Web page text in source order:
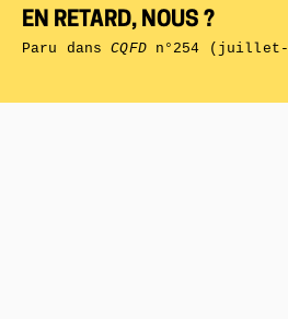
EN RETARD, NOUS ?
Paru dansCQFDn°254 (juillet-